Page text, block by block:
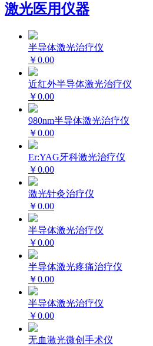
激光医用仪器
半导体激光治疗仪
￥0.00
近红外半导体激光治疗仪
￥0.00
980nm半导体激光治疗仪
￥0.00
Er:YAG牙科激光治疗仪
￥0.00
激光针灸治疗仪
￥0.00
半导体激光治疗仪
￥0.00
半导体激光疼痛治疗仪
￥0.00
半导体激光治疗仪
￥0.00
无血激光微创手术仪